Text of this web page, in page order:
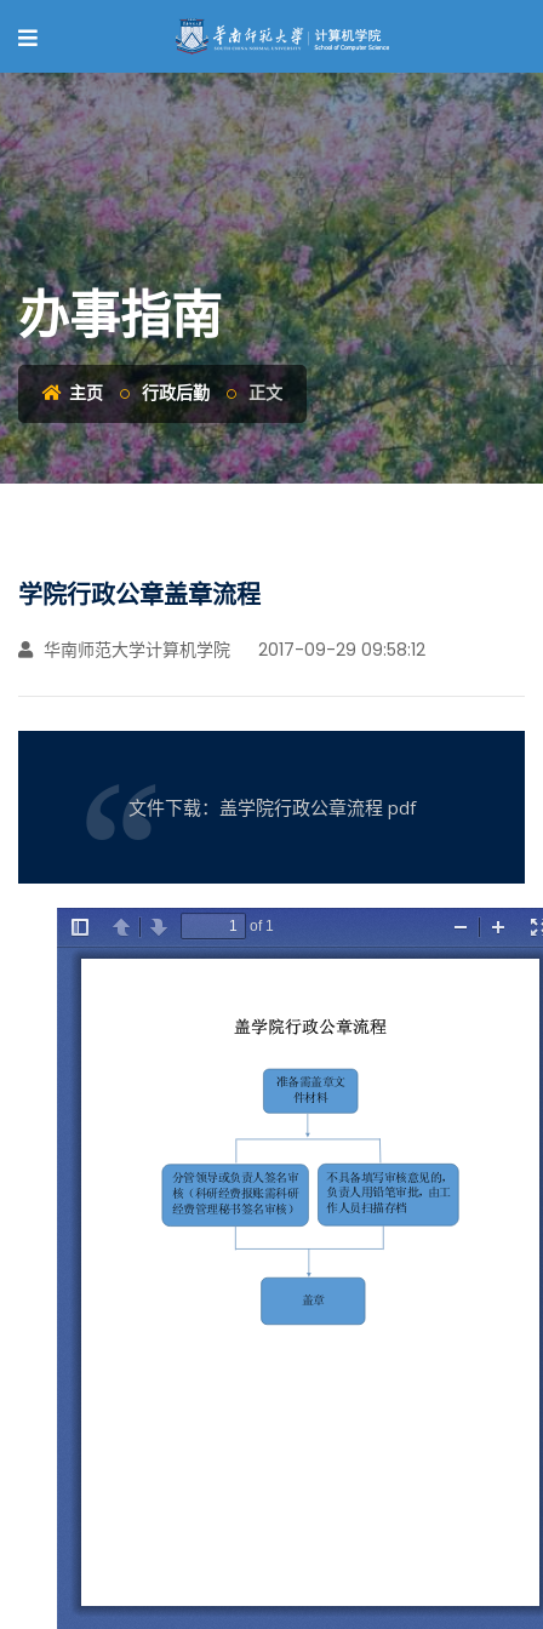
办事指南
主页 行政后勤 正文
学院行政公章盖章流程
华南师范大学计算机学院 2017-09-29 09:58:12
文件下载：盖学院行政公章流程 pdf